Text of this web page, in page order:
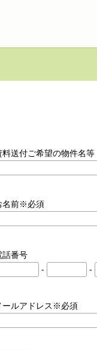
料送付ご希望の物件名等
名前※必須
話番号
-
-
ールアドレス※必須